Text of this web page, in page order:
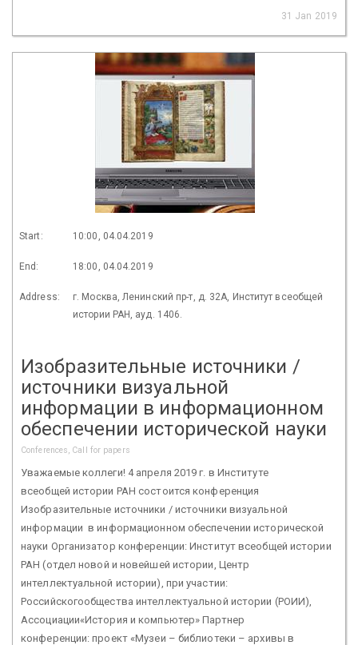
31 Jan 2019
Start: 10:00, 04.04.2019
End: 18:00, 04.04.2019
Address:
г. Москва, Ленинский пр-т, д. 32А, Институт всеобщей
истории РАН, ауд. 1406.
Изобразительные источники /
источники визуальной
информации в информационном
обеспечении исторической науки
Conferences, Call for papers
Уважаемые коллеги! 4 апреля 2019 г. в Институте
всеобщей истории РАН состоится конференция
Изобразительные источники / источники визуальной
информации в информационном обеспечении исторической
науки Организатор конференции: Институт всеобщей истории
РАН (отдел новой и новейшей истории, Центр
интеллектуальной истории), при участии:
Российскогообщества интеллектуальной истории (РОИИ),
Ассоциации«История и компьютер» Партнер
конференции: проект «Музеи – библиотеки – архивы в